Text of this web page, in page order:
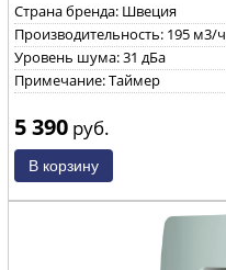
Страна бренда: Швеция
Производительность: 195 м3/ч
Уровень шума: 31 дБа
Примечание: Таймер
5 390 руб.